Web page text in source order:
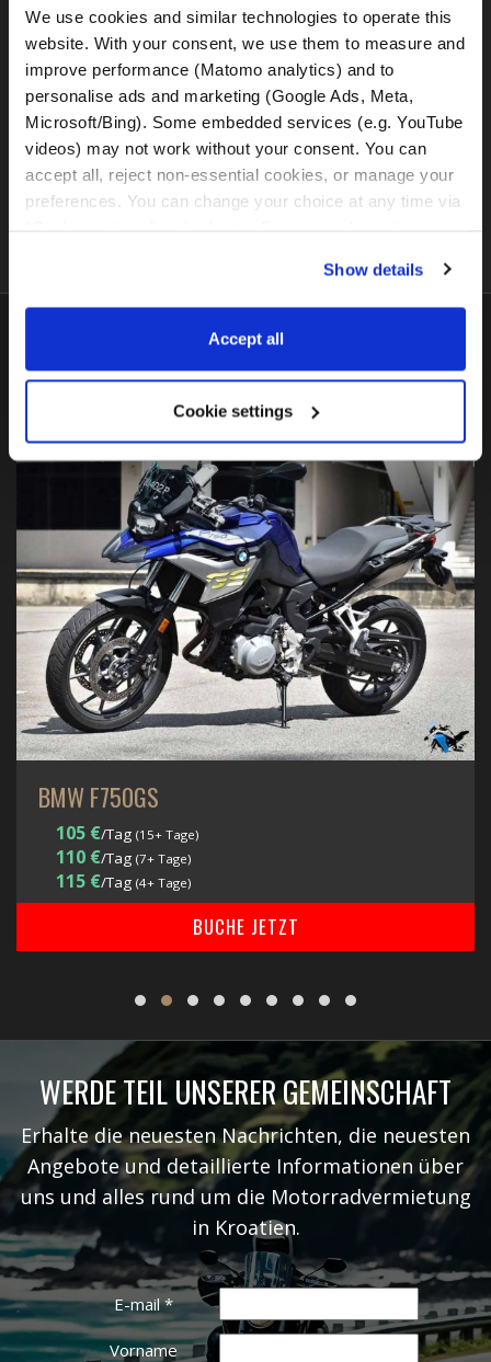
We use cookies and similar technologies to operate this
website. With your consent, we use them to measure and
improve performance (Matomo analytics) and to
personalise ads and marketing (Google Ads, Meta,
Microsoft/Bing). Some embedded services (e.g. YouTube
videos) may not work without your consent. You can
accept all, reject non-essential cookies, or manage your
preferences. You can change your choice at any time via
Show details
Accept all
Cookie settings
Details zur Motorradmiete
Die beliebtestenMotorräder
BMW F750GS
105 €/Tag (15+ Tage)
110 €/Tag (7+ Tage)
115 €/Tag (4+ Tage)
BUCHE JETZT
WERDE TEIL UNSERER GEMEINSCHAFT
Erhalte die neuesten Nachrichten, die neuesten
Angebote und detaillierte Informationen über
uns und alles rund um die Motorradvermietung
in Kroatien.
E-mail*
Vorname